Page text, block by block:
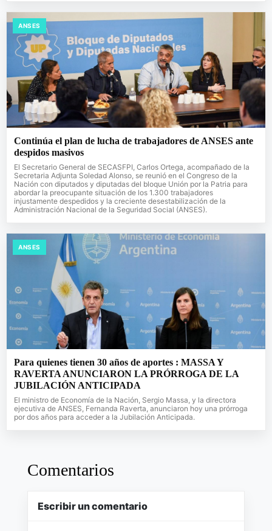
ANSES
Continúa el plan de lucha de trabajadores de ANSES ante
despidos masivos
El Secretario General de SECASFPI, Carlos Ortega, acompañado de la
Secretaria Adjunta Soledad Alonso, se reunió en el Congreso de la
Nación con diputados y diputadas del bloque Unión por la Patria para
abordar la preocupante situación de los 1.300 trabajadores
injustamente despedidos y la creciente desestabilización de la
Administración Nacional de la Seguridad Social (ANSES).
ANSES
Para quienes tienen 30 años de aportes : MASSA Y
RAVERTA ANUNCIARON LA PRÓRROGA DE LA
JUBILACIÓN ANTICIPADA
El ministro de Economía de la Nación, Sergio Massa, y la directora
ejecutiva de ANSES, Fernanda Raverta, anunciaron hoy una prórroga
por dos años para acceder a la Jubilación Anticipada.
Comentarios
Escribir un comentario